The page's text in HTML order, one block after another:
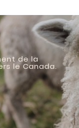
de la
le Canada.